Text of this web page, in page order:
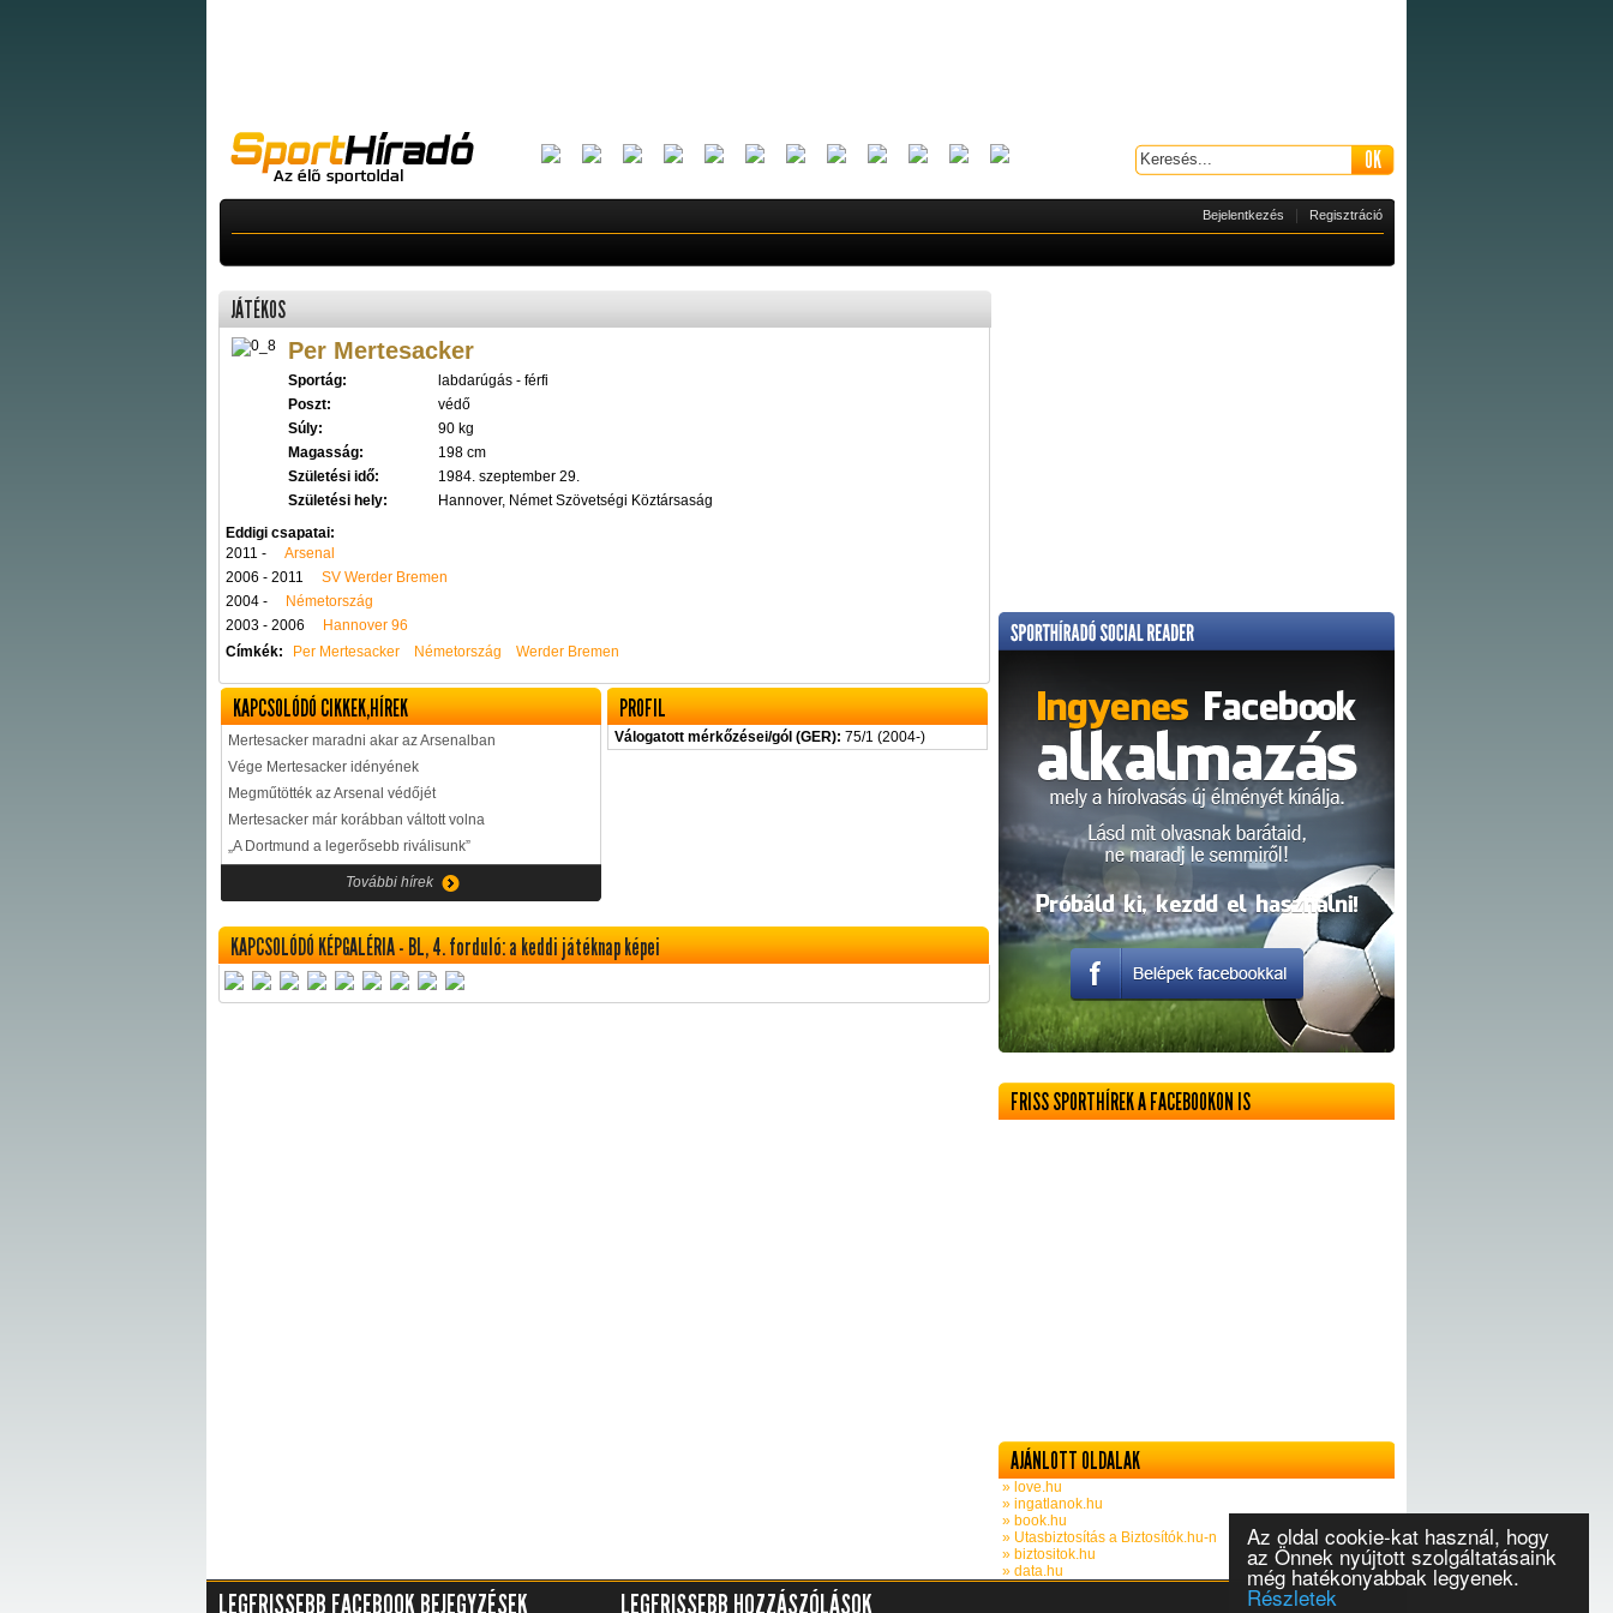
Az oldal cookie-kat használ, hogy
az Önnek nyújtott szolgáltatásaink
még hatékonyabbak legyenek.
Részletek
Bejelentkezés Regisztráció
JÁTÉKOS
Per Mertesacker
Sportág:
labdarúgás - férfi
Poszt:
védő
Súly:
90 kg
Magasság:
198 cm
Születési idő:
1984. szeptember 29.
Születési hely:
Hannover, Német Szövetségi Köztársaság
Eddigi csapatai:
2011 -
Arsenal
2006 - 2011
SV Werder Bremen
2004 -
Németország
2003 - 2006
Hannover 96
Címkék:
Per Mertesacker Németország Werder Bremen
KAPCSOLÓDÓ CIKKEK,HÍREK
Mertesacker maradni akar az Arsenalban
Vége Mertesacker idényének
Megműtötték az Arsenal védőjét
Mertesacker már korábban váltott volna
„A Dortmund a legerősebb riválisunk”
További hírek
PROFIL
Válogatott mérkőzései/gól (GER): 75/1 (2004-)
KAPCSOLÓDÓ KÉPGALÉRIA - BL, 4. forduló: a keddi játéknap képei
FRISS SPORTHÍREK A FACEBOOKON IS
AJÁNLOTT OLDALAK
» love.hu
» ingatlanok.hu
» book.hu
» Utasbiztosítás a Biztosítók.hu-n
» biztositok.hu
» data.hu
LEGFRISSEBB FACEBOOK BEJEGYZÉSEK LEGFRISSEBB HOZZÁSZÓLÁSOK